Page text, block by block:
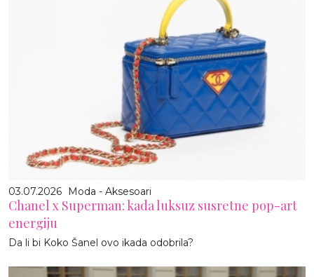
03.07.2026 Moda - Aksesoari
Chanel x Superman: kada luksuz susretne pop-art
energiju
Da li bi Koko Šanel ovo ikada odobrila?